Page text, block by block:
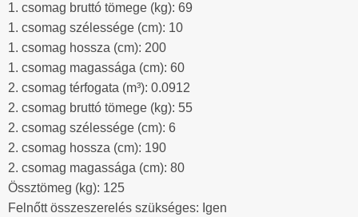
1. csomag bruttó tömege (kg): 69
1. csomag szélessége (cm): 10
1. csomag hossza (cm): 200
1. csomag magassága (cm): 60
2. csomag térfogata (m³): 0.0912
2. csomag bruttó tömege (kg): 55
2. csomag szélessége (cm): 6
2. csomag hossza (cm): 190
2. csomag magassága (cm): 80
Össztömeg (kg): 125
Felnőtt összeszerelés szükséges: Igen